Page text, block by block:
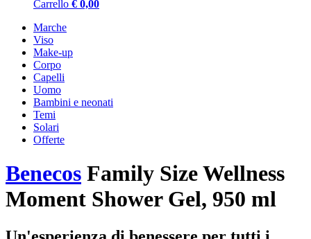
Carrello € 0,00
Marche
Viso
Make-up
Corpo
Capelli
Uomo
Bambini e neonati
Temi
Solari
Offerte
Benecos Family Size Wellness
Moment Shower Gel, 950 ml